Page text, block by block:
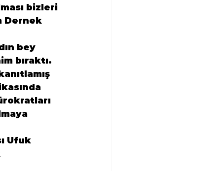
bizleri
Dernek
bey
bıraktı.
Ufuk